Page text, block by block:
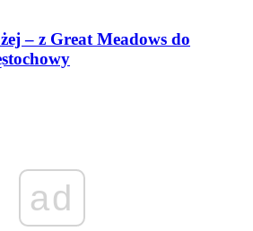
– z Great Meadows do
ad